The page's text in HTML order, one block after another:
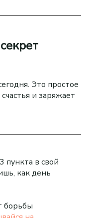
Это простое
и заряжает
пункта в свой
как день
борьбы